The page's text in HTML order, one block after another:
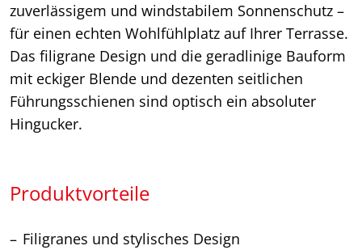
zuverlässigem und windstabilem Sonnenschutz –
für einen echten Wohlfühlplatz auf Ihrer Terrasse.
Das filigrane Design und die geradlinige Bauform
mit eckiger Blende und dezenten seitlichen
Führungsschienen sind optisch ein absoluter
Hingucker.
Produktvorteile
Filigranes und stylisches Design